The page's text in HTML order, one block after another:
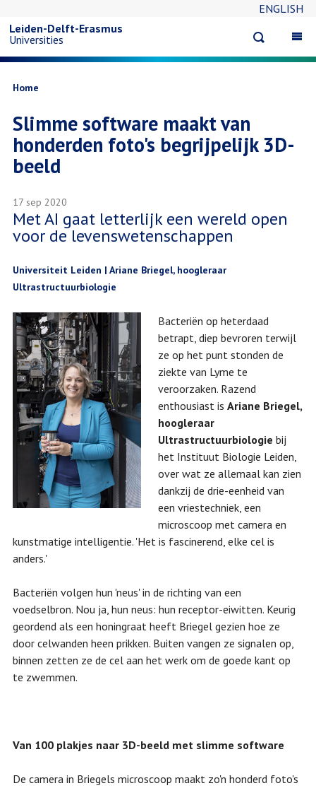
naar
inhoud
ENGLISH
search
Leiden-Delft-Erasmus
Universities
Kruimelpad
Home
Slimme software maakt van
honderden foto's begrijpelijk 3D-
beeld
17 sep 2020
Met AI gaat letterlijk een wereld open
voor de levenswetenschappen
Universiteit Leiden | Ariane Briegel, hoogleraar
Ultrastructuurbiologie
Bacteriën op heterdaad
betrapt, diep bevroren terwijl
ze op het punt stonden de
ziekte van Lyme te
veroorzaken. Razend
enthousiast is Ariane Briegel,
hoogleraar
Ultrastructuurbiologie bij
het Instituut Biologie Leiden,
over wat ze allemaal kan zien
dankzij de drie-eenheid van
een vriestechniek, een
microscoop met camera en
kunstmatige intelligentie. 'Het is fascinerend, elke cel is
anders.'
Bacteriën volgen hun 'neus' in de richting van een
voedselbron. Nou ja, hun neus: hun receptor-eiwitten. Keurig
geordend als een honingraat heeft Briegel gezien hoe ze
door celwanden heen prikken. Buiten vangen ze signalen op,
binnen zetten ze de cel aan het werk om de goede kant op
te zwemmen.
Van 100 plakjes naar 3D-beeld met slimme software
De camera in Briegels microscoop maakt zo'n honderd foto's